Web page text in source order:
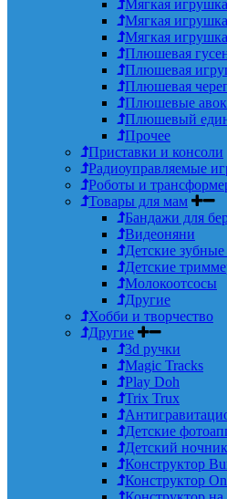
Мягкая
Мягкая
Мягкая
Плюшевая
Плюшевая
Плюшевая
Плюшевые
Плюшевый
Прочее
Приставки и консоли
Радиоуправляемые
Роботы и
Товары для мам
Бандажи для
Видеоняни
Детские
Детские
Молокоотсосы
Другие
Хобби и творчество
Другие
3d ручки
Magic Tracks
Play Doh
Trix Trux
Детские
Детский ночник
Конструктор
Конструктор